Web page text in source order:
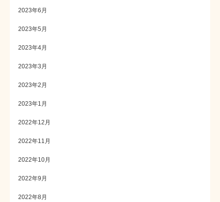
2023年6月
2023年5月
2023年4月
2023年3月
2023年2月
2023年1月
2022年12月
2022年11月
2022年10月
2022年9月
2022年8月